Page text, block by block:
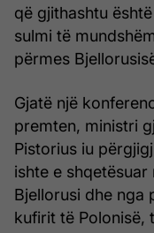
që gjithashtu
sulmi të
përmes
Gjatë një
premten, ministri
Pistorius iu
ishte e
Bjellorusi dhe nga
kufirit të Polonisë,